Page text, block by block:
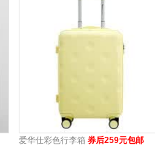
爱华仕彩色行李箱 券后259元包邮